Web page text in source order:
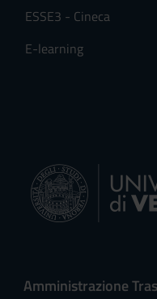
ESSE3 - Cineca
E-learning
Amministrazione